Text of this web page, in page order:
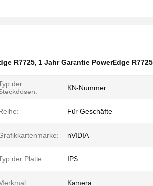
R7725, 1 Jahr Garantie PowerEdge R7725
der
KN-Nummer
Für Geschäfte
nVIDIA
der Platte: IPS
Kamera